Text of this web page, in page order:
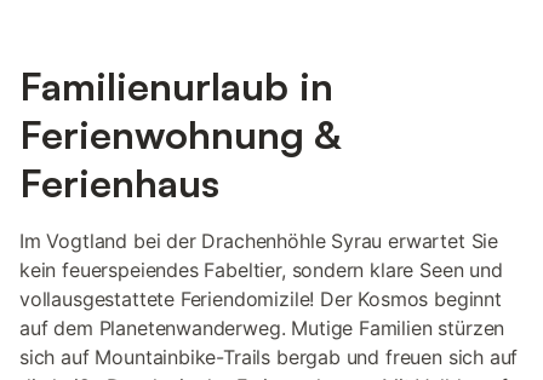
Familienurlaub in
Ferienwohnung &
Ferienhaus
Im Vogtland bei der Drachenhöhle Syrau erwartet Sie
kein feuerspeiendes Fabeltier, sondern klare Seen und
vollausgestattete Feriendomizile! Der Kosmos beginnt
auf dem Planetenwanderweg. Mutige Familien stürzen
sich auf Mountainbike-Trails bergab und freuen sich auf